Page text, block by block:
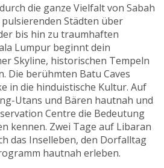
die ganze Vielfalt von Sabah
Städten über
bis hin zu traumhaften
Lumpur beginnt dein
Skyline, historischen Tempeln
Die berühmten Batu Caves
in die hinduistische Kultur. Auf
Utans und Bären hautnah und
Centre die Bedeutung
kennen. Zwei Tage auf Libaran
das Inselleben, den Dorfalltag
hautnah erleben.